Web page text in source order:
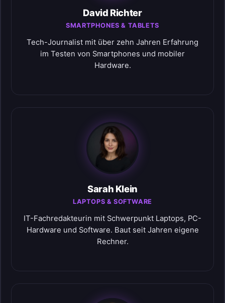
David Richter
SMARTPHONES & TABLETS
Tech-Journalist mit über zehn Jahren Erfahrung
im Testen von Smartphones und mobiler
Hardware.
Sarah Klein
LAPTOPS & SOFTWARE
IT-Fachredakteurin mit Schwerpunkt Laptops, PC-
Hardware und Software. Baut seit Jahren eigene
Rechner.